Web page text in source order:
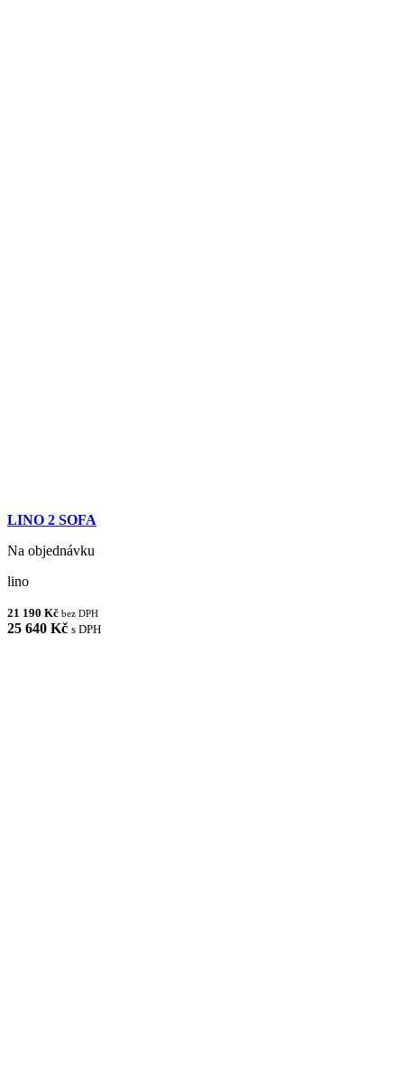
LINO 2 SOFA
Na objednávku
lino
21 190 Kč bez DPH
25 640 Kč s DPH